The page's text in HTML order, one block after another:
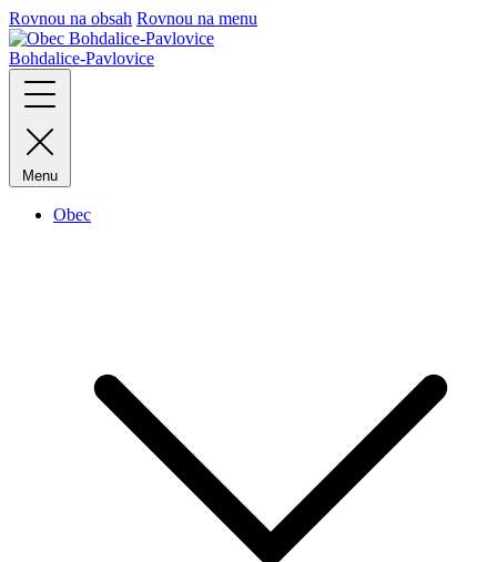
Rovnou na obsah Rovnou na menu
Bohdalice-Pavlovice
Menu
Obec